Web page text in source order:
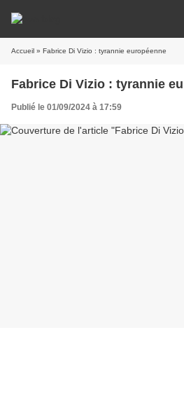
Accueil » Fabrice Di Vizio : tyrannie européenne
Fabrice Di Vizio : tyrannie
Publié le 01/09/2024 à 17:59